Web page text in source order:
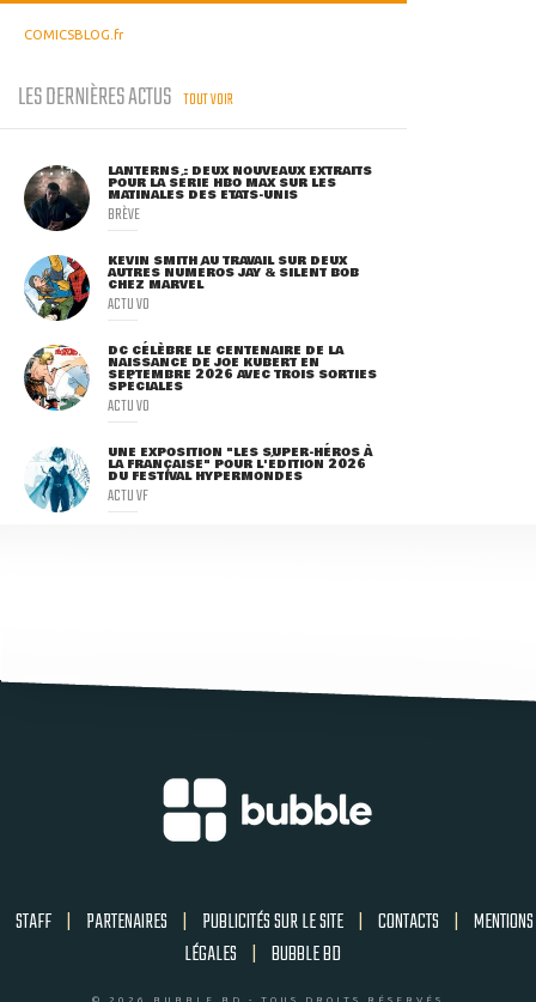
COMICSBLOG.fr
LES DERNIÈRES ACTUS TOUT VOIR
LANTERNS : DEUX NOUVEAUX EXTRAITS
POUR LA SÉRIE HBO MAX SUR LES
MATINALES DES ETATS-UNIS
BRÈVE
KEVIN SMITH AU TRAVAIL SUR DEUX
AUTRES NUMÉROS JAY & SILENT BOB
CHEZ MARVEL
ACTU VO
DC CÉLÈBRE LE CENTENAIRE DE LA
NAISSANCE DE JOE KUBERT EN
SEPTEMBRE 2026 AVEC TROIS SORTIES
SPÉCIALES
ACTU VO
UNE EXPOSITION "LES SUPER-HÉROS À
LA FRANÇAISE" POUR L'ÉDITION 2026
DU FESTIVAL HYPERMONDES
ACTU VF
STAFF | PARTENAIRES | PUBLICITÉS SUR LE SITE | CONTACTS | MENTIONS
LÉGALES | BUBBLE BD
© 2026 BUBBLE BD - TOUS DROITS RÉSERVÉS